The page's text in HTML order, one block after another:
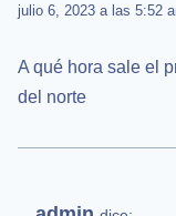
julio 6, 2023 a las 5:52
A qué hora sale el
del norte